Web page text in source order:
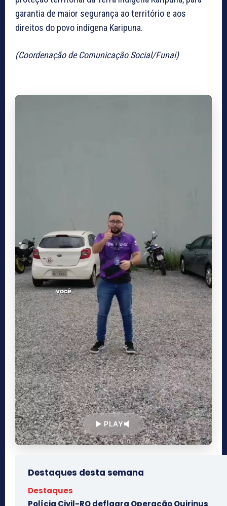
garantia de maior segurança ao território e aos
direitos do povo indígena Karipuna.
(Coordenação de Comunicação Social/Funai)
PLAY
Destaques desta semana
Destaques
Polícia Civil-RO deflagra Operação Quirinus